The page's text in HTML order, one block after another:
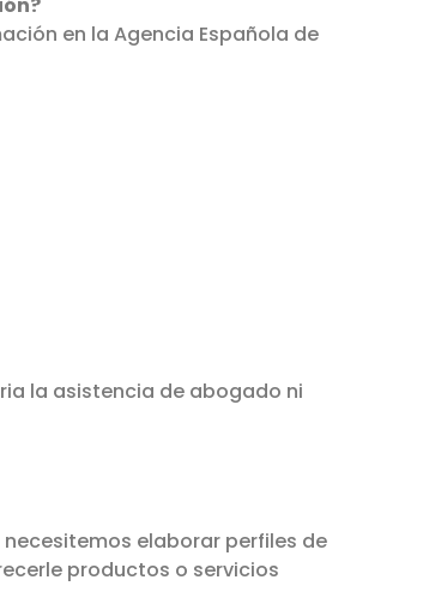
en la Agencia Española de
la asistencia de abogado ni
elaborar perfiles de
productos o servicios